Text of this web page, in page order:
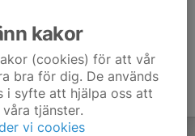
kakor
(cookies) för att vår
bra för dig. De används
i syfte att hjälpa oss att
tjänster.
vi cookies